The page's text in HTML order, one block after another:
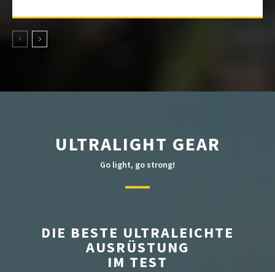
ULTRALIGHT GEAR
Go light, go strong!
DIE BESTE ULTRALEICHTE
AUSRÜSTUNG
IM TEST